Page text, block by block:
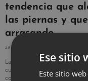
tendencia que
las piernas y
arrasando
29 OCTUBRE, 2020
Las botas son un
cualquier armario, pero este
concretamente las botas de
Ese sitio
Este sitio